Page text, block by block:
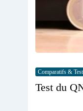
Comparatifs &
Test du